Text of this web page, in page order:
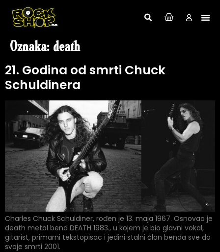
Oznaka: death
21. Godina od smrti Chuck
Schuldinera
Charles Chuck Schuldiner, rođen je 13. maja 1967. Osnovao je
death metal bend DEATH 1983., u kojem je bio glavni vokal,
gitarist, primarni tekstopisac i jedini stalni član benda sve do
svoje smrti 2001.